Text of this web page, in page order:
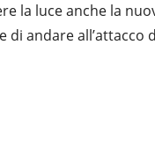
la luce anche la
di andare all’attacco